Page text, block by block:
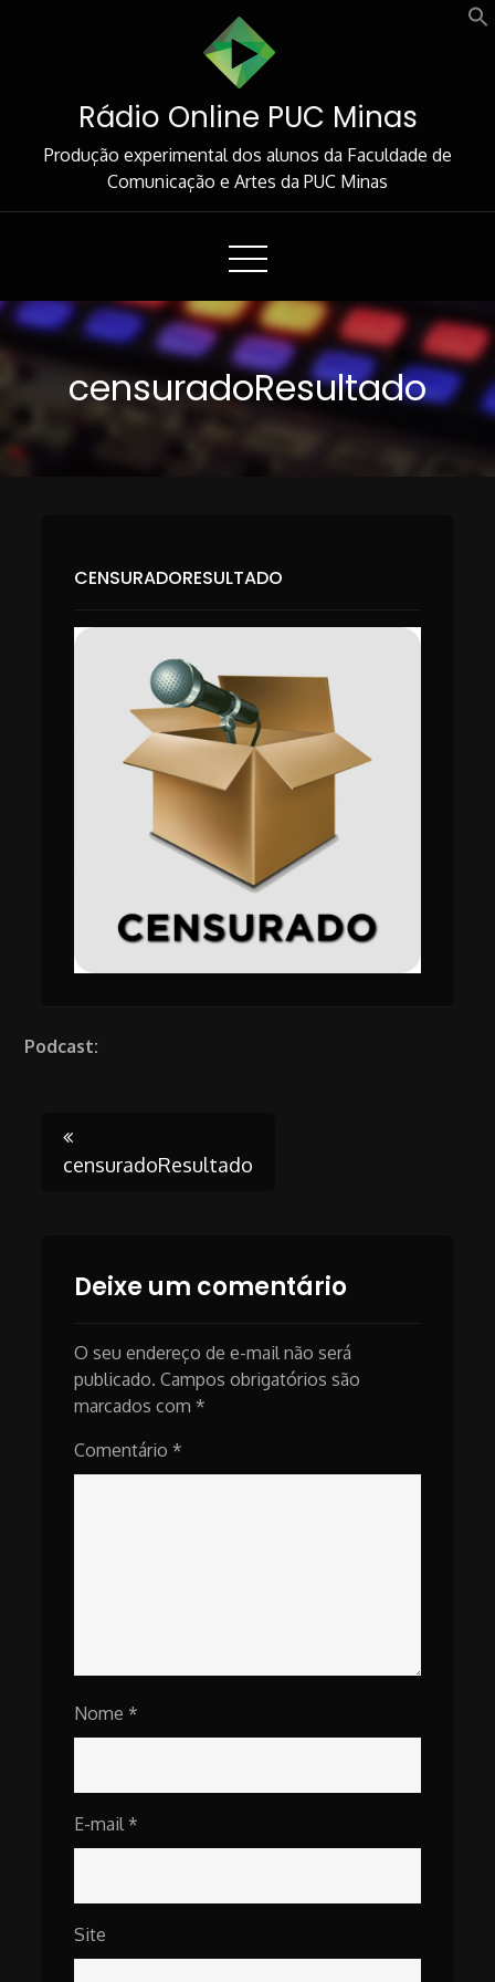
Rádio Online PUC Minas
Produção experimental dos alunos da Faculdade de
Comunicação e Artes da PUC Minas
censuradoResultado
CENSURADORESULTADO
Podcast:
Post
censuradoResultado
Deixe um comentário
O seu endereço de e-mail não será
publicado. Campos obrigatórios são
marcados com *
Comentário *
Nome *
E-mail *
Site